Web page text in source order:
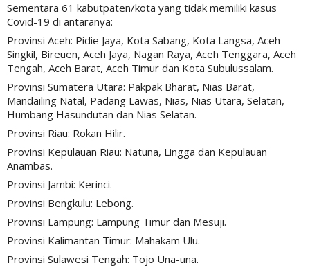
Sementara 61 kabutpaten/kota yang tidak memiliki kasus
Covid-19 di antaranya:
Provinsi Aceh: Pidie Jaya, Kota Sabang, Kota Langsa, Aceh
Singkil, Bireuen, Aceh Jaya, Nagan Raya, Aceh Tenggara, Aceh
Tengah, Aceh Barat, Aceh Timur dan Kota Subulussalam.
Provinsi Sumatera Utara: Pakpak Bharat, Nias Barat,
Mandailing Natal, Padang Lawas, Nias, Nias Utara, Selatan,
Humbang Hasundutan dan Nias Selatan.
Provinsi Riau: Rokan Hilir.
Provinsi Kepulauan Riau: Natuna, Lingga dan Kepulauan
Anambas.
Provinsi Jambi: Kerinci.
Provinsi Bengkulu: Lebong.
Provinsi Lampung: Lampung Timur dan Mesuji.
Provinsi Kalimantan Timur: Mahakam Ulu.
Provinsi Sulawesi Tengah: Tojo Una-una.